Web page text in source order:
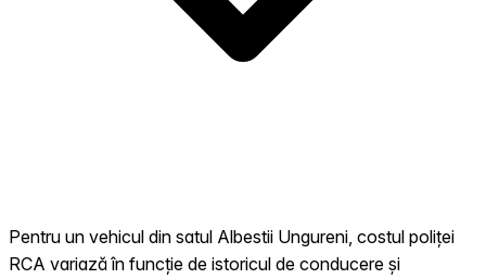
Pentru un vehicul din satul Albestii Ungureni, costul poliței
RCA variază în funcție de istoricul de conducere și